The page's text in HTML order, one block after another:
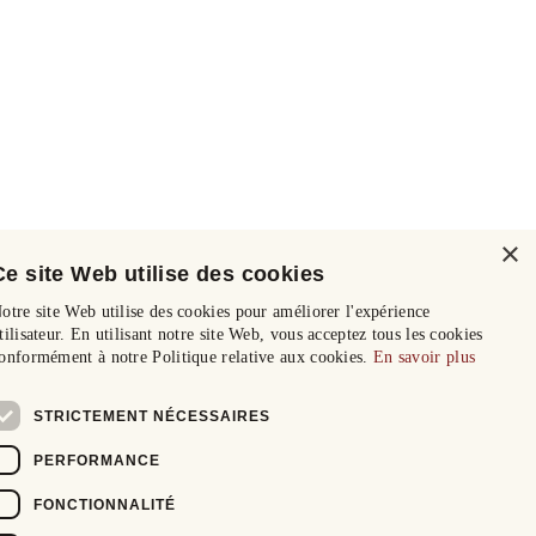
×
site Web utilise des cookies
site Web utilise des cookies pour améliorer l'expérience
En utilisant notre site Web, vous acceptez tous les cookies
à notre Politique relative aux cookies. En savoir plus
STRICTEMENT NÉCESSAIRES
PERFORMANCE
FONCTIONNALITÉ